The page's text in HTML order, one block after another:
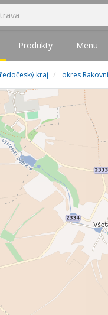
Produkty Menu
kraj okres